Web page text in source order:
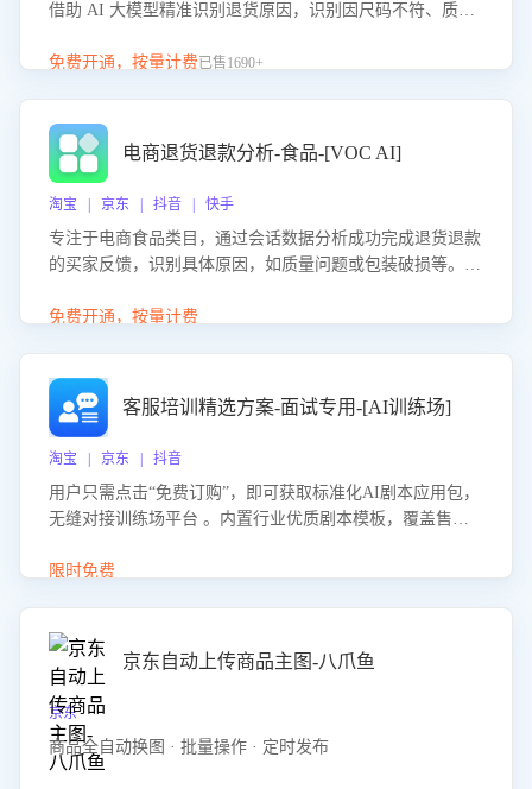
借助 AI 大模型精准识别退货原因，识别因尺码不符、质量
议，助力商家优化产品或服务，实现销售额的显著提升。
免费开通，按量计费已售1690+
电商退货退款分析-食品-[VOC AI]
淘宝 | 京东 | 抖音 | 快手
专注于电商食品类目，通过会话数据分析成功完成退货退款
的买家反馈，识别具体原因，如质量问题或包装破损等。结
商家降低退款率，提升售后效率。
免费开通，按量计费
客服培训精选方案-面试专用-[AI训练场]
淘宝 | 京东 | 抖音
用户只需点击“免费订购”，即可获取标准化AI剧本应用包，
无缝对接训练场平台 。内置行业优质剧本模板，覆盖售前
初始化时间，助力企业快速启动智能客服训练
限时免费
京东自动上传商品主图-八爪鱼
京东
商品全自动换图 · 批量操作 · 定时发布